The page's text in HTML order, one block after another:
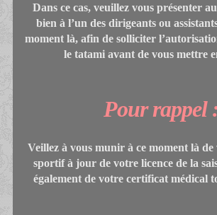
Dans ce cas, veuillez vous présenter
bien à l’un des dirigeants ou
moment là, afin de solliciter
le tatami avant de vous mettre
Pour rappel
Veillez à vous munir à ce moment là
sportif à jour de votre licence de la
également de votre certificat médical